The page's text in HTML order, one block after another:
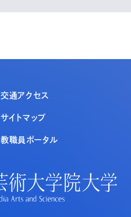
交通アクセス
サイトマップ
教職員ポータル